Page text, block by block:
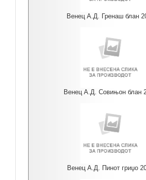
Венец А.Д. Гренаш блан
Венец А.Д. Совињон блан
Венец А.Д. Пинот гриџо